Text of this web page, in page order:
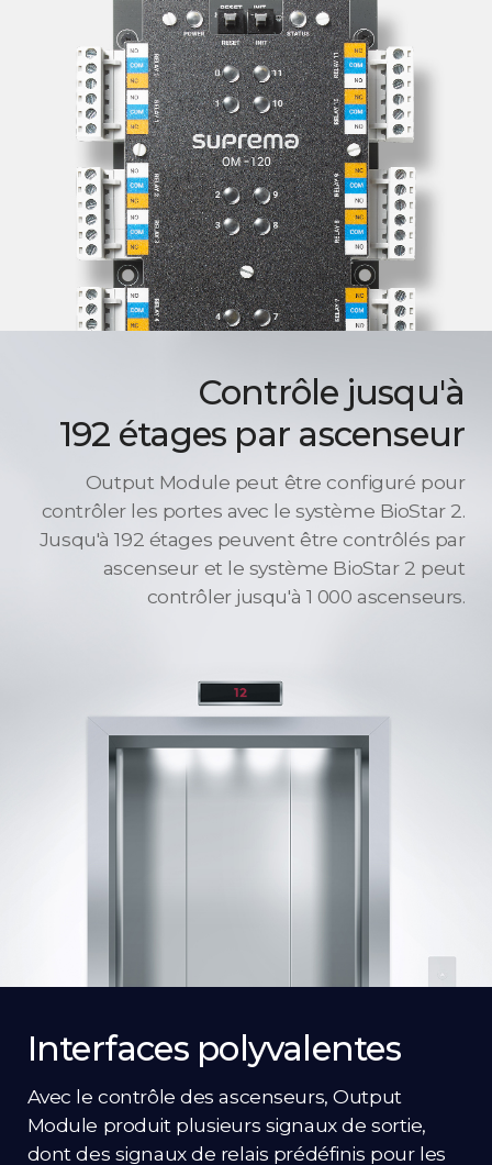
Contrôle jusqu'à
192 étages par ascenseur
Output Module peut être configuré pour
contrôler les portes avec le système BioStar 2.
Jusqu'à 192 étages peuvent être contrôlés par
ascenseur et le système BioStar 2 peut
contrôler jusqu'à 1 000 ascenseurs.
Interfaces polyvalentes
Avec le contrôle des ascenseurs, Output
Module produit plusieurs signaux de sortie,
dont des signaux de relais prédéfinis pour les